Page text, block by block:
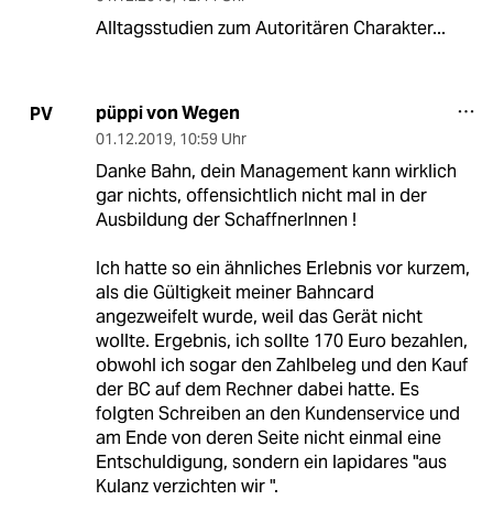
Alltagsstudien zum Autoritären Charakter...
PV püppi von Wegen
01.12.2019, 10:59 Uhr
Danke Bahn, dein Management kann wirklich
gar nichts, offensichtlich nicht mal in der
Ausbildung der SchaffnerInnen !
Ich hatte so ein ähnliches Erlebnis vor kurzem,
als die Gültigkeit meiner Bahncard
angezweifelt wurde, weil das Gerät nicht
wollte. Ergebnis, ich sollte 170 Euro bezahlen,
obwohl ich sogar den Zahlbeleg und den Kauf
der BC auf dem Rechner dabei hatte. Es
folgten Schreiben an den Kundenservice und
am Ende von deren Seite nicht einmal eine
Entschuldigung, sondern ein lapidares "aus
Kulanz verzichten wir ".